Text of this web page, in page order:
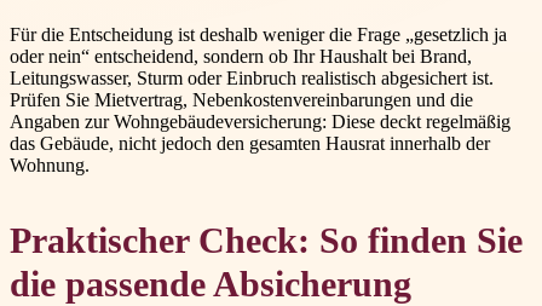
Für die Entscheidung ist deshalb weniger die Frage „gesetzlich ja
oder nein“ entscheidend, sondern ob Ihr Haushalt bei Brand,
Leitungswasser, Sturm oder Einbruch realistisch abgesichert ist.
Prüfen Sie Mietvertrag, Nebenkostenvereinbarungen und die
Angaben zur Wohngebäudeversicherung: Diese deckt regelmäßig
das Gebäude, nicht jedoch den gesamten Hausrat innerhalb der
Wohnung.
Praktischer Check: So finden Sie
die passende Absicherung